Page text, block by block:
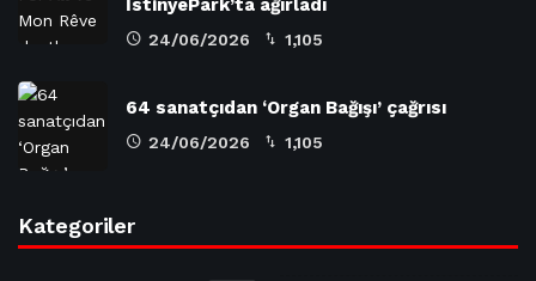
İstinyePark’ta ağırladı
24/06/2026 1,105
64 sanatçıdan ‘Organ Bağışı’ çağrısı
24/06/2026 1,105
Kategoriler